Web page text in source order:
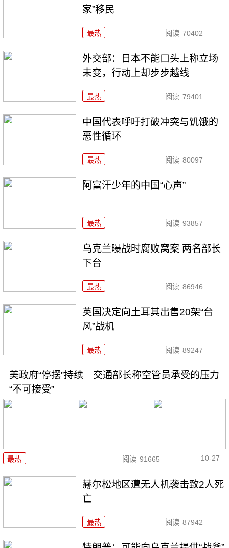
家”移民
最热 阅读 70402
外交部：日本不能口头上称立场
未变，行动上却步步越线
最热 阅读 79401
中国代表呼吁打破冲突与饥饿的
恶性循环
最热 阅读 80097
阿富汗少年的中国“心声”
最热 阅读 93857
乌克兰曝战时腐败窝案 两名部长
下台
最热 阅读 86946
英国决定向土耳其出售20架“台
风”战机
最热 阅读 89247
美政府“停摆”持续 交通部长称空管员承受的压力
“不可接受”
最热 阅读 91665 10-27
赫尔松地区遭无人机袭击致2人死
亡
最热 阅读 87942